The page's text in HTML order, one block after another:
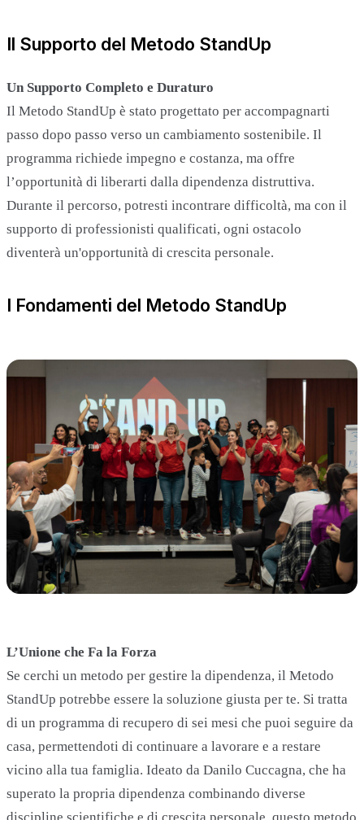
Il Supporto del Metodo StandUp
Un Supporto Completo e Duraturo
Il Metodo StandUp è stato progettato per accompagnarti
passo dopo passo verso un cambiamento sostenibile. Il
programma richiede impegno e costanza, ma offre
l’opportunità di liberarti dalla dipendenza distruttiva.
Durante il percorso, potresti incontrare difficoltà, ma con il
supporto di professionisti qualificati, ogni ostacolo
diventerà un'opportunità di crescita personale.
I Fondamenti del Metodo StandUp
L’Unione che Fa la Forza
Se cerchi un metodo per gestire la dipendenza, il Metodo
StandUp potrebbe essere la soluzione giusta per te. Si tratta
di un programma di recupero di sei mesi che puoi seguire da
casa, permettendoti di continuare a lavorare e a restare
vicino alla tua famiglia. Ideato da Danilo Cuccagna, che ha
superato la propria dipendenza combinando diverse